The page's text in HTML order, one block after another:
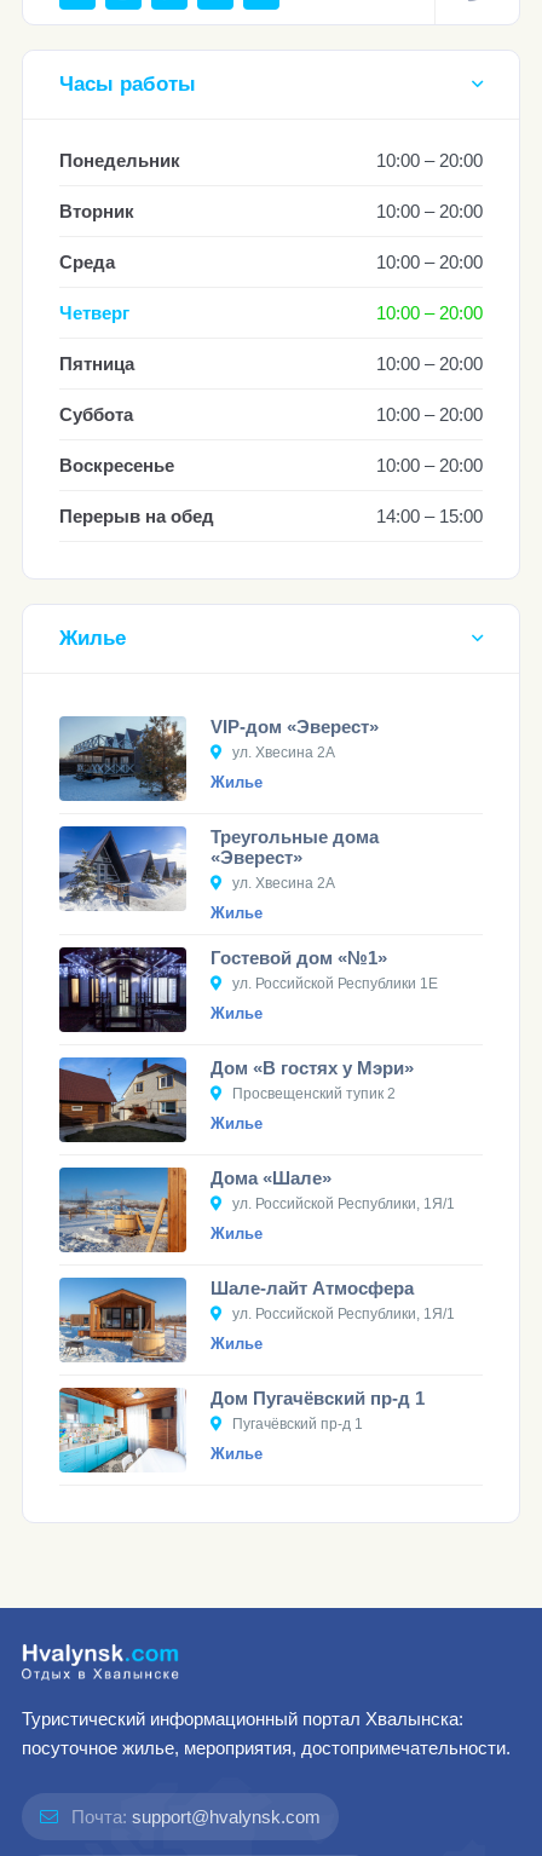
Часы работы
Понедельник 10:00 – 20:00
Вторник 10:00 – 20:00
Среда 10:00 – 20:00
Четверг 10:00 – 20:00
Пятница 10:00 – 20:00
Суббота 10:00 – 20:00
Воскресенье 10:00 – 20:00
Перерыв на обед 14:00 – 15:00
Жилье
VIP-дом «Эверест»
ул. Хвесина 2А
Жилье
Треугольные дома
«Эверест»
ул. Хвесина 2А
Жилье
Гостевой дом «№1»
ул. Российской Республики 1Е
Жилье
Дом «В гостях у Мэри»
Просвещенский тупик 2
Жилье
Дома «Шале»
ул. Российской Республики, 1Я/1
Жилье
Шале-лайт Атмосфера
ул. Российской Республики, 1Я/1
Жилье
Дом Пугачёвский пр-д 1
Пугачёвский пр-д 1
Жилье
Туристический информационный портал Хвалынска:
посуточное жилье, мероприятия, достопримечательности.
Почта: support@hvalynsk.com